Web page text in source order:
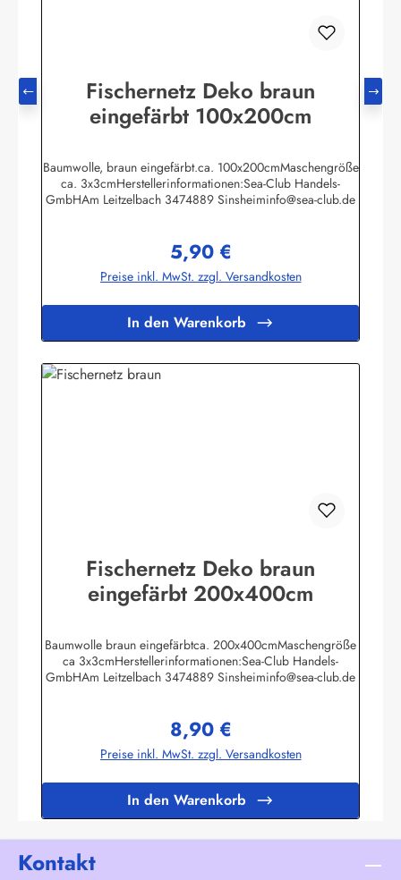
Fischernetz Deko braun
eingefärbt 100x200cm
Baumwolle, braun eingefärbt.ca. 100x200cmMaschengröße
ca. 3x3cmHerstellerinformationen:Sea-Club Handels-
GmbHAm Leitzelbach 3474889 Sinsheiminfo@sea-club.de
Regulärer Preis:
5,90 €
Preise inkl. MwSt. zzgl. Versandkosten
In den Warenkorb
Fischernetz Deko braun
eingefärbt 200x400cm
Baumwolle braun eingefärbtca. 200x400cmMaschengröße
ca 3x3cmHerstellerinformationen:Sea-Club Handels-
GmbHAm Leitzelbach 3474889 Sinsheiminfo@sea-club.de
Regulärer Preis:
8,90 €
Preise inkl. MwSt. zzgl. Versandkosten
In den Warenkorb
Kontakt